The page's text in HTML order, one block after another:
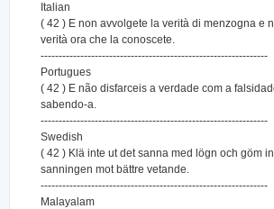
Italian
( 42 ) E non avvolgete la verità di menzogna e
verità ora che la conoscete.
---------------------------------------------------------------
Portugues
( 42 ) E não disfarceis a verdade com a
sabendo-a.
---------------------------------------------------------------
Swedish
( 42 ) Klä inte ut det sanna med lögn och göm
sanningen mot bättre vetande.
---------------------------------------------------------------
Malayalam